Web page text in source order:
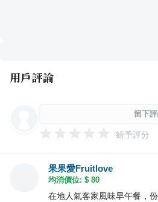
用戶評論
留下
給予評分
果果愛Fruitlove
均消價位: $ 80
在地人氣客家風味早午餐，